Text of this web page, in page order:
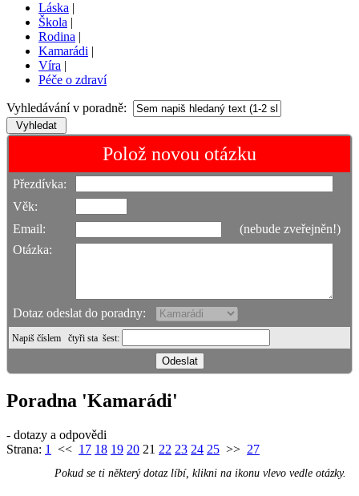
Láska |
Škola |
Rodina |
Kamarádi |
Víra |
Péče o zdraví
Vyhledávání v poradně:
Polož novou otázku
Přezdívka:
Věk:
Email:
(nebude zveřejněn!)
Otázka:
Dotaz odeslat do poradny:
Napiš číslem čtyři sta šest:
Poradna 'Kamarádi'
- dotazy a odpovědi
Strana: 1 << 17 18 19 20 21 22 23 24 25 >> 27
Pokud se ti některý dotaz líbí, klikni na ikonu vlevo vedle otázky.